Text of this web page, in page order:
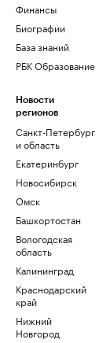
Финансы
Биографии
База знаний
РБК Образование
Новости
регионов
Санкт-Петербург
и область
Екатеринбург
Новосибирск
Омск
Башкортостан
Вологодская
область
Калининград
Краснодарский
край
Нижний
Новгород